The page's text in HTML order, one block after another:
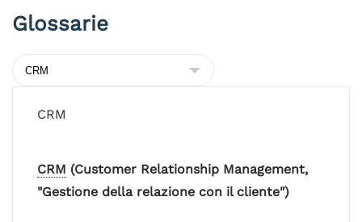
Glossarie
CRM
CRM (Customer Relationship Management,
"Gestione della relazione con il cliente")